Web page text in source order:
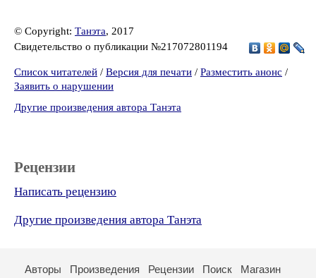
© Copyright: Танэта, 2017
Свидетельство о публикации №217072801194
Список читателей / Версия для печати / Разместить анонс /
Заявить о нарушении
Другие произведения автора Танэта
Рецензии
Написать рецензию
Другие произведения автора Танэта
Авторы Произведения Рецензии Поиск
Магазин